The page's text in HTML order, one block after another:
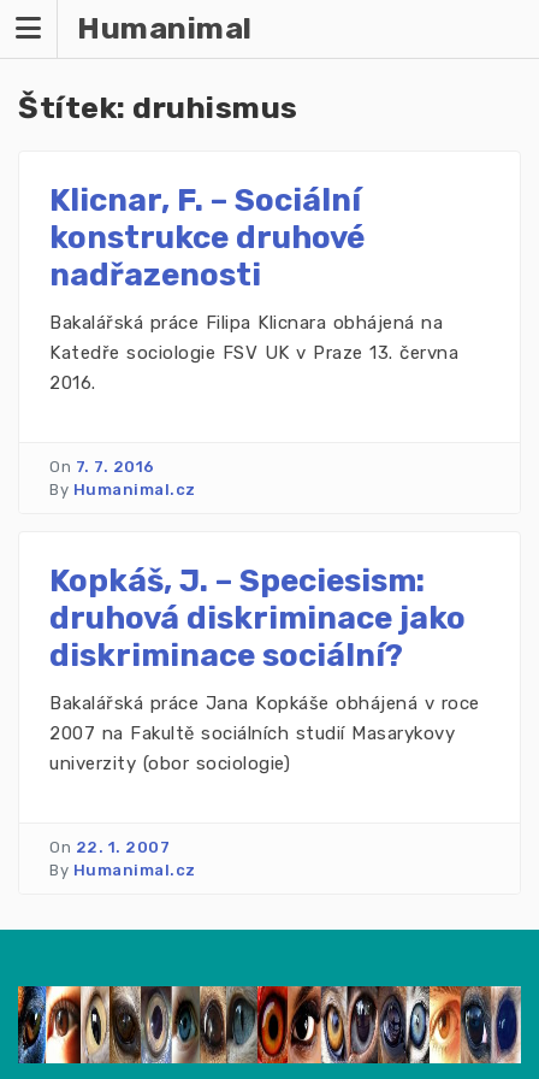
Humanimal
Štítek: druhismus
Klicnar, F. – Sociální
konstrukce druhové
nadřazenosti
Bakalářská práce Filipa Klicnara obhájená na
Katedře sociologie FSV UK v Praze 13. června
2016.
On 7. 7. 2016
By Humanimal.cz
Kopkáš, J. – Speciesism:
druhová diskriminace jako
diskriminace sociální?
Bakalářská práce Jana Kopkáše obhájená v roce
2007 na Fakultě sociálních studií Masarykovy
univerzity (obor sociologie)
On 22. 1. 2007
By Humanimal.cz